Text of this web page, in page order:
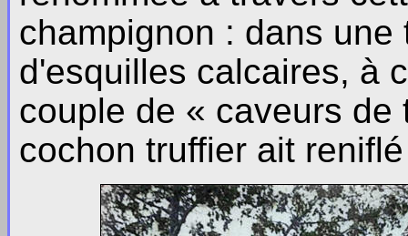
champignon : dans
d'esquilles calcaires, à
couple de « caveurs
cochon truffier ait